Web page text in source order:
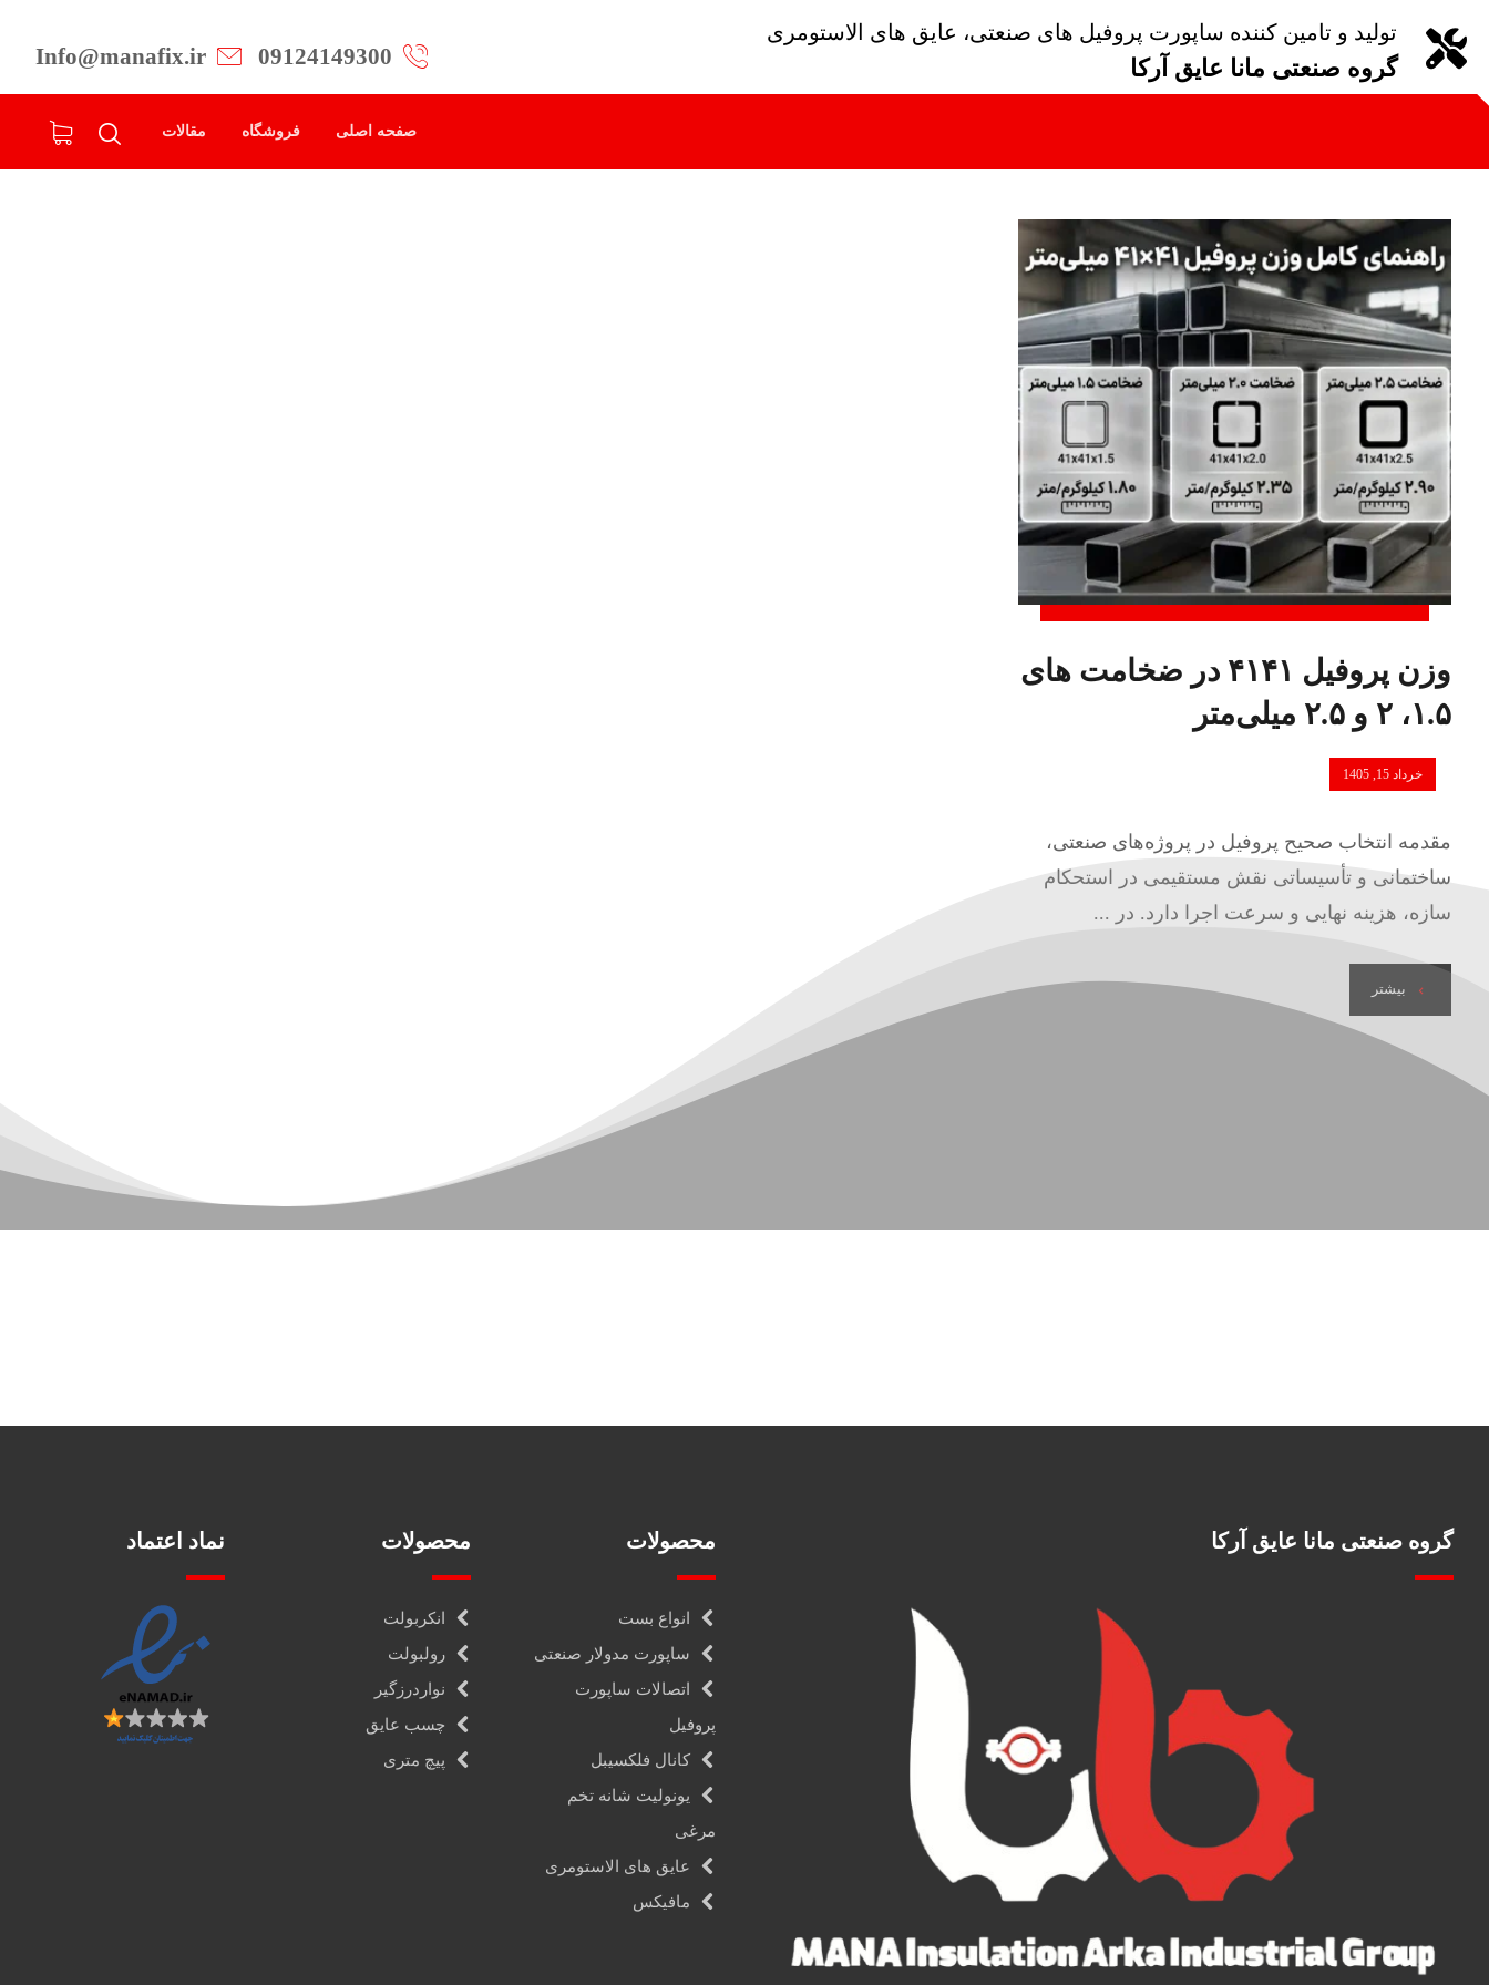
تولید و تامین کننده ساپورت پروفیل های صنعتی، عایق های الاستومری
گروه صنعتی مانا عایق آرکا Info@manafix.ir 09124149300
صفحه اصلی فروشگاه مقالات
وزن پروفیل ۴۱۴۱ در ضخامت های
۱.۵، ۲ و ۲.۵ میلی‌متر
خرداد 15, 1405
مقدمه انتخاب صحیح پروفیل در پروژه‌های صنعتی،
ساختمانی و تأسیساتی نقش مستقیمی در استحکام
سازه، هزینه نهایی و سرعت اجرا دارد. در ...
بیشتر
گروه صنعتی مانا عایق آرکا محصولات
انواع بست
ساپورت مدولار صنعتی
اتصالات ساپورت
پروفیل
کانال فلکسیبل
یونولیت شانه تخم
مرغی
عایق های الاستومری
مافیکس
محصولات
انکربولت
رولبولت
نواردرزگیر
چسب عایق
پیچ متری
نماد اعتماد